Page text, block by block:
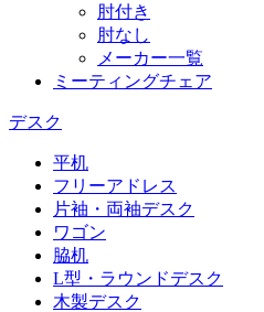
肘付き
肘なし
メーカー一覧
ミーティングチェア
デスク
平机
フリーアドレス
片袖・両袖デスク
ワゴン
脇机
L型・ラウンドデスク
木製デスク